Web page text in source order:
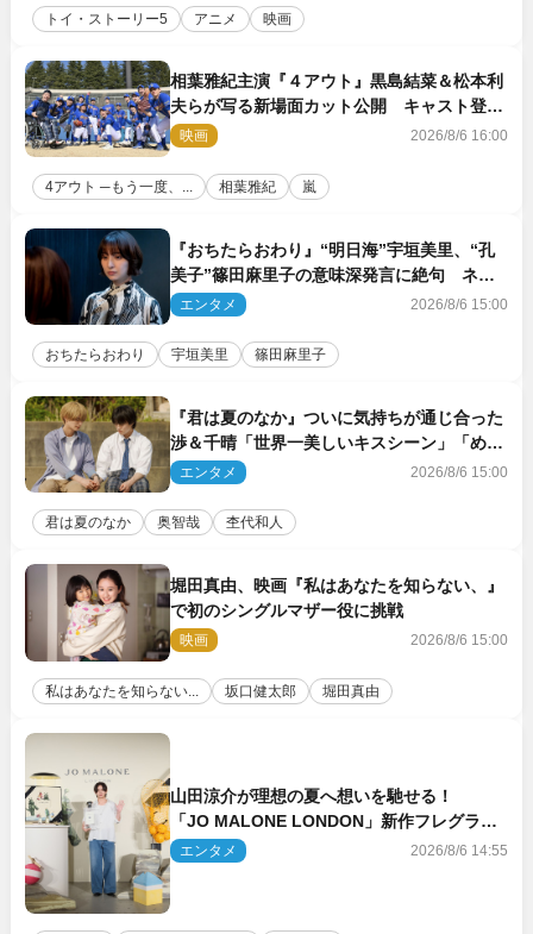
トイ・ストーリー5 アニメ 映画
相葉雅紀主演『４アウト』黒島結菜＆松本利
夫らが写る新場面カット公開 キャスト登壇
イベントも決定
映画 2026/8/6 16:00
4アウト ─もう一度、... 相葉雅紀 嵐
『おちたらおわり』“明日海”宇垣美里、“孔
美子”篠田麻里子の意味深発言に絶句 ネッ
ト驚き「まさか」「意外な展開」
エンタメ 2026/8/6 15:00
おちたらおわり 宇垣美里 篠田麻里子
『君は夏のなか』ついに気持ちが通じ合った
渉＆千晴「世界一美しいキスシーン」「めっ
ちゃキュン」反響続々
エンタメ 2026/8/6 15:00
君は夏のなか 奥智哉 杢代和人
堀田真由、映画『私はあなたを知らない、』
で初のシングルマザー役に挑戦
映画 2026/8/6 15:00
私はあなたを知らない... 坂口健太郎 堀田真由
山田涼介が理想の夏へ想いを馳せる！
「JO MALONE LONDON」新作フレグラン
スを体験
エンタメ 2026/8/6 14:55